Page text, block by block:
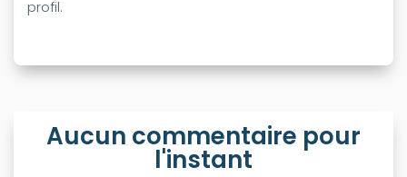
profil.
Aucun commentaire pour
l'instant